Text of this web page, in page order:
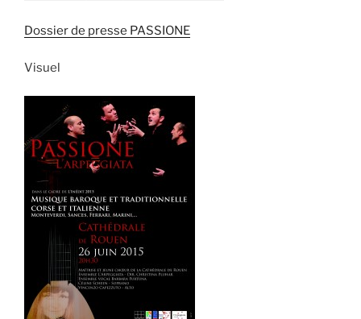
Dossier de presse PASSIONE
Visuel